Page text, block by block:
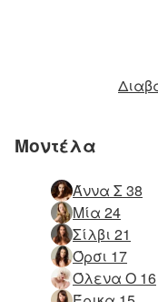
Μοντέλα
Άννα Σ 38
Μία 24
Σίλβι 21
Όρσι 17
Όλενα Ο 16